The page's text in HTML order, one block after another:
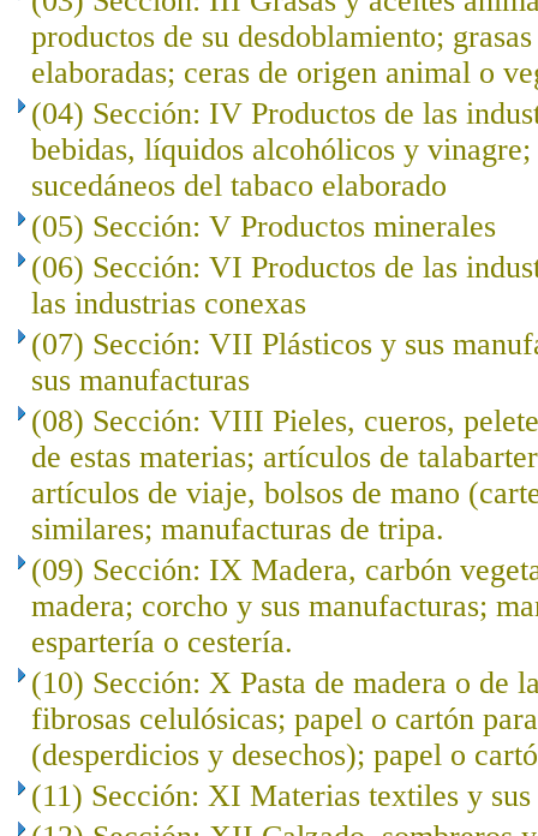
productos de su desdoblamiento;
elaboradas; ceras de origen animal o
(04) Sección: IV Productos de las
bebidas, líquidos alcohólicos y vinagre;
sucedáneos del tabaco elaborado
(05) Sección: V Productos minerales
(06) Sección: VI Productos de las
las industrias conexas
(07) Sección: VII Plásticos y sus
sus manufacturas
(08) Sección: VIII Pieles, cueros,
de estas materias; artículos de
artículos de viaje, bolsos de mano
similares; manufacturas de tripa.
(09) Sección: IX Madera, carbón
madera; corcho y sus manufacturas;
espartería o cestería.
(10) Sección: X Pasta de madera o de
fibrosas celulósicas; papel o cartón
(desperdicios y desechos); papel o
(11) Sección: XI Materias textiles y sus